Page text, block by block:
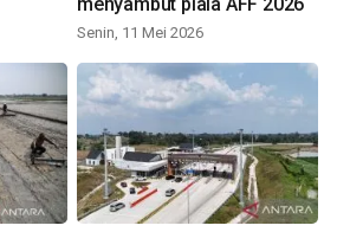
Senin, 11 Mei 2026